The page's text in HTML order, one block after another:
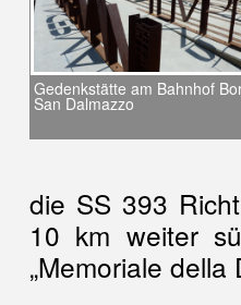
Gedenkstätte am Bahnhof
San Dalmazzo
die SS 393
10 km weiter
„Memoriale della